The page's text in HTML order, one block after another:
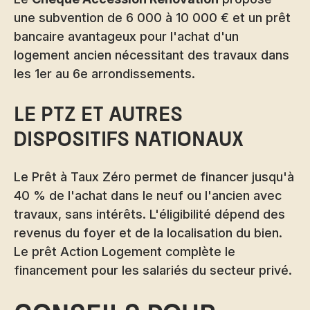
une subvention de 6 000 à 10 000 € et un prêt
bancaire avantageux pour l'achat d'un
logement ancien nécessitant des travaux dans
les 1er au 6e arrondissements.
Le PTZ et autres
dispositifs nationaux
Le Prêt à Taux Zéro permet de financer jusqu'à
40 % de l'achat dans le neuf ou l'ancien avec
travaux, sans intérêts. L'éligibilité dépend des
revenus du foyer et de la localisation du bien.
Le prêt Action Logement complète le
financement pour les salariés du secteur privé.